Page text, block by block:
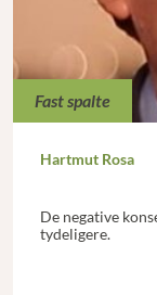
Fast spalte
Hartmut Rosa
De negative
tydeligere.